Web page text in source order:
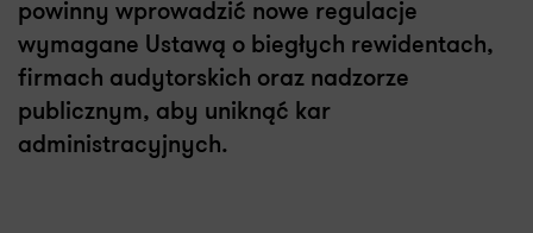
powinny wprowadzić nowe regulacje
wymagane Ustawą o biegłych rewidentach,
firmach audytorskich oraz nadzorze
publicznym, aby uniknąć kar
administracyjnych.